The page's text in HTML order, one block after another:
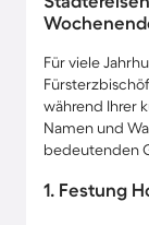
Für viele
während Ihrer
Namen und
bedeutenden
1. Festung